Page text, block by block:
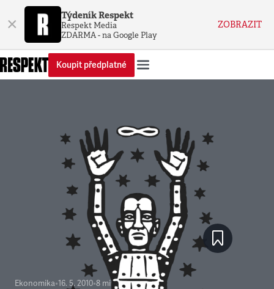
× Týdeník Respekt
Respekt Media
ZDARMA - na Google Play
ZOBRAZIT
Koupit předplatné
Ekonomika•16. 5. 2010•8 minut